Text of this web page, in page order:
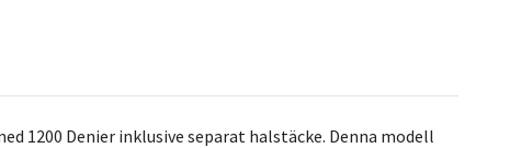
1200 Denier inklusive separat halstäcke. Denna modell